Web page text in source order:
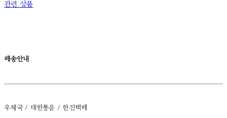
관련 상품
배송안내
우체국 / 대한통운 / 한진택배